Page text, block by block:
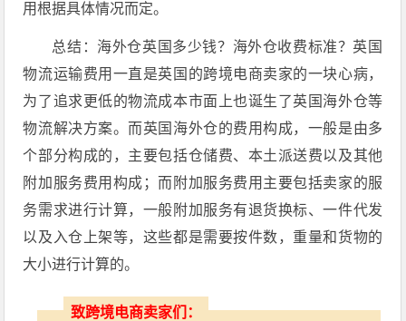
用根据具体情况而定。
总结：海外仓英国多少钱？海外仓收费标准？英国
物流运输费用一直是英国的跨境电商卖家的一块心病，
为了追求更低的物流成本市面上也诞生了英国海外仓等
物流解决方案。而英国海外仓的费用构成，一般是由多
个部分构成的，主要包括仓储费、本土派送费以及其他
附加服务费用构成；而附加服务费用主要包括卖家的服
务需求进行计算，一般附加服务有退货换标、一件代发
以及入仓上架等，这些都是需要按件数，重量和货物的
大小进行计算的。
致跨境电商卖家们：